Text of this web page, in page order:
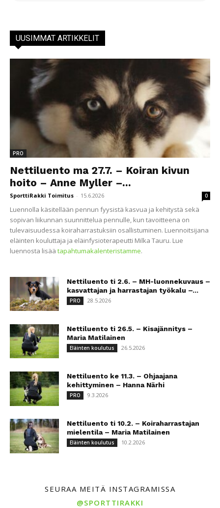
UUSIMMAT ARTIKKELIT
PRO
Nettiluento ma 27.7. – Koiran kivun
hoito – Anne Myller –...
SporttiRakki Toimitus - 15.6.2026 0
Luennolla käsitellään pennun fyysistä kasvua ja kehitystä sekä
sopivan liikunnan suunnittelua pennulle, kun tavoitteena on
tulevaisuudessa koiraharrastuksiin osallistuminen. Luennoitsijana
eläinten kouluttaja ja eläinfysioterapeutti Milka Tauru. Lue
luennosta lisää tapahtumakalenteristamme.
Nettiluento ti 2.6. – MH-luonnekuvaus –
kasvattajan ja harrastajan työkalu –...
PRO 28.5.2026
Nettiluento ti 26.5. – Kisajännitys –
Maria Matilainen
Eläinten koulutus 26.5.2026
Nettiluento ke 11.3. – Ohjaajana
kehittyminen – Hanna Närhi
PRO 9.3.2026
Nettiluento ti 10.2. – Koiraharrastajan
mielentila – Maria Matilainen
Eläinten koulutus 10.2.2026
SEURAA MEITÄ INSTAGRAMISSA
@SPORTTIRAKKI